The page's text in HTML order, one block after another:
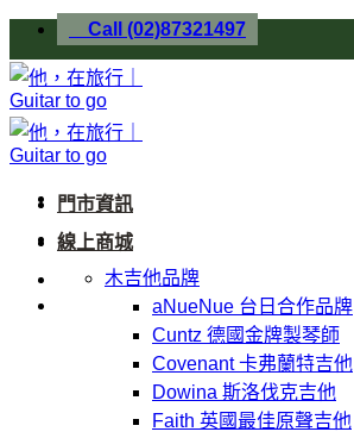
Skip
content
Call (02)87321497
門市資訊
線上商城
木吉他品牌
aNueNue 台日合作品牌
Cuntz 德國金牌製琴師
Covenant 卡弗蘭特吉他
Dowina 斯洛伐克吉他
Faith 英國最佳原聲吉他